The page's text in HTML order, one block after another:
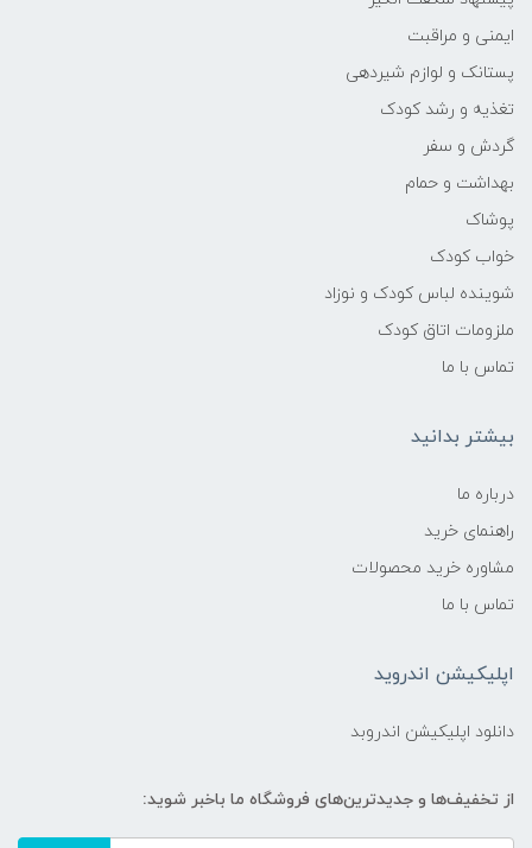
👶 محدوده سنی و وزنی:
کیلوگرم.
رنگ‌های غیر سمی و بهداشتی.
ایمنی و مراقبت
پستانک و لوازم شیردهی
تغذیه و رشد کودک
گردش و سفر
بهداشت و حمام
پوشاک
خواب کودک
شوینده لباس کودک و نوزاد
ملزومات اتاق کودک
تماس با ما
بیشتر بدانید
درباره ما
راهنمای خرید
مشاوره خرید محصولات
تماس با ما
اپلیکیشن اندروید
دانلود اپلیکیشن اندروبد
از تخفیف‌ها و جدیدترین‌های فروشگاه ما باخبر شوید: